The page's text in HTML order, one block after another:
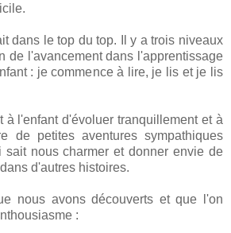
dans le top du top. Il y a trois niveaux
de l'avancement dans l'apprentissage
: je commence à lire, je lis et je lis
à l'enfant d'évoluer tranquillement et à
de petites aventures sympathiques
sait nous charmer et donner envie de
d'autres histoires.
nous avons découverts et que l'on
: